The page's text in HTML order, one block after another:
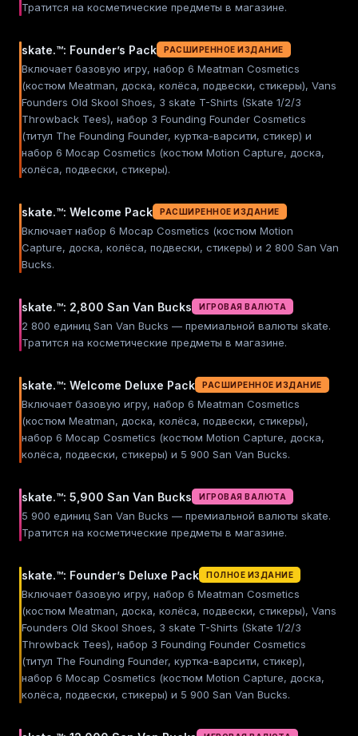
Тратится на косметические предметы в магазине.
skate.™: Founder’s Pack РАСШИРЕННОЕ ИЗДАНИЕ
Включает базовую игру, набор 6 Meatman Cosmetics
(костюм Meatman, доска, колёса, подвески, стикеры), Vans
Founders Old Skool Shoes, 3 skate T-Shirts (Skate 1/2/3
Throwback Tees), набор 3 Founding Founder Cosmetics
(титул The Founding Founder, куртка-варсити, стикер) и
набор 6 Mocap Cosmetics (костюм Motion Capture, доска,
колёса, подвески, стикеры).
skate.™: Welcome Pack РАСШИРЕННОЕ ИЗДАНИЕ
Включает набор 6 Mocap Cosmetics (костюм Motion
Capture, доска, колёса, подвески, стикеры) и 2 800 San Van
Bucks.
skate.™: 2,800 San Van Bucks ИГРОВАЯ ВАЛЮТА
2 800 единиц San Van Bucks — премиальной валюты skate.
Тратится на косметические предметы в магазине.
skate.™: Welcome Deluxe Pack РАСШИРЕННОЕ ИЗДАНИЕ
Включает базовую игру, набор 6 Meatman Cosmetics
(костюм Meatman, доска, колёса, подвески, стикеры),
набор 6 Mocap Cosmetics (костюм Motion Capture, доска,
колёса, подвески, стикеры) и 5 900 San Van Bucks.
skate.™: 5,900 San Van Bucks ИГРОВАЯ ВАЛЮТА
5 900 единиц San Van Bucks — премиальной валюты skate.
Тратится на косметические предметы в магазине.
skate.™: Founder’s Deluxe Pack ПОЛНОЕ ИЗДАНИЕ
Включает базовую игру, набор 6 Meatman Cosmetics
(костюм Meatman, доска, колёса, подвески, стикеры), Vans
Founders Old Skool Shoes, 3 skate T-Shirts (Skate 1/2/3
Throwback Tees), набор 3 Founding Founder Cosmetics
(титул The Founding Founder, куртка-варсити, стикер),
набор 6 Mocap Cosmetics (костюм Motion Capture, доска,
колёса, подвески, стикеры) и 5 900 San Van Bucks.